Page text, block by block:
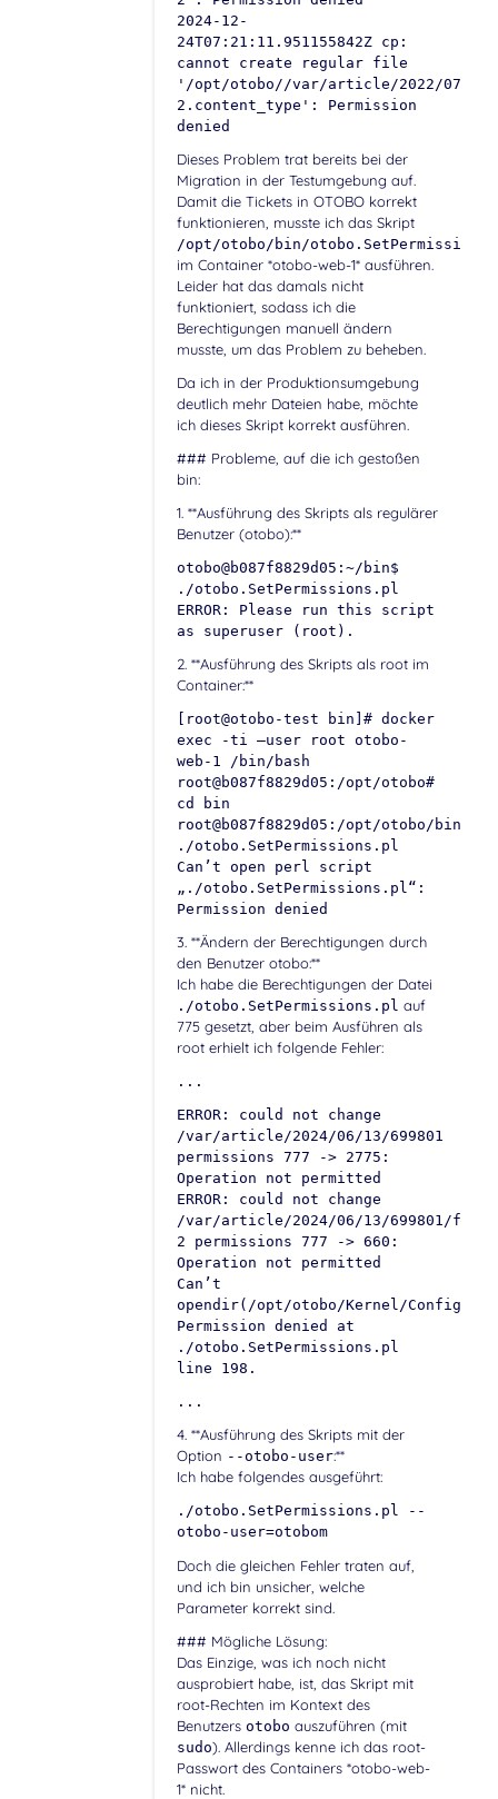
2024-12-
24T07:21:11.951155842Z cp:
cannot create regular file
'/opt/otobo//var/article/2022/07/11/
2.content_type': Permission
denied
Dieses Problem trat bereits bei der
Migration in der Testumgebung auf.
Damit die Tickets in OTOBO korrekt
funktionieren, musste ich das Skript
/opt/otobo/bin/
im Container *otobo-web-1* ausführen.
Leider hat das damals nicht
funktioniert, sodass ich die
Berechtigungen manuell ändern
musste, um das Problem zu beheben.
Da ich in der Produktionsumgebung
deutlich mehr Dateien habe, möchte
ich dieses Skript korrekt ausführen.
### Probleme, auf die ich gestoßen
bin:
1. **Ausführung des Skripts als regulärer
Benutzer (otobo):**
otobo@b087f8829d05:~/bin$
./otobo.SetPermissions.pl
ERROR: Please run this script
as superuser (root).
2. **Ausführung des Skripts als root im
Container:**
[root@otobo-test bin]# docker
exec -ti –user root otobo-
web-1 /bin/bash
root@b087f8829d05:/opt/otobo#
cd bin
root@b087f8829d05:/opt/otobo/bin#
./otobo.SetPermissions.pl
Can’t open perl script
„./otobo.SetPermissions.pl“:
Permission denied
3. **Ändern der Berechtigungen durch
den Benutzer otobo:**
Ich habe die Berechtigungen der Datei
./otobo.SetPermissions.pl auf
775 gesetzt, aber beim Ausführen als
root erhielt ich folgende Fehler:
...
ERROR: could not change
/var/article/2024/06/13/699801
permissions 777 -> 2775:
Operation not permitted
ERROR: could not change
/var/article/2024/06/13/699801/file-
2 permissions 777 -> 660:
Operation not permitted
Can’t
opendir(/opt/otobo/Kernel/Config/
Permission denied at
./otobo.SetPermissions.pl
line 198.
...
4. **Ausführung des Skripts mit der
Option --otobo-user:**
Ich habe folgendes ausgeführt:
./otobo.SetPermissions.pl --
otobo-user=otobom
Doch die gleichen Fehler traten auf,
und ich bin unsicher, welche
Parameter korrekt sind.
### Mögliche Lösung:
Das Einzige, was ich noch nicht
ausprobiert habe, ist, das Skript mit
root-Rechten im Kontext des
Benutzers otobo auszuführen (mit
sudo). Allerdings kenne ich das root-
Passwort des Containers *otobo-web-
1* nicht.